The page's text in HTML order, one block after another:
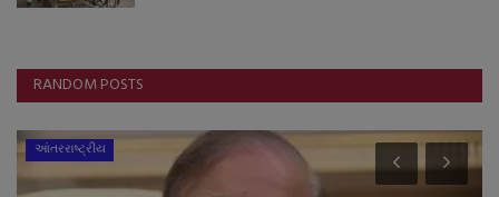
RANDOM POSTS
આંતરરાષ્ટ્રીય